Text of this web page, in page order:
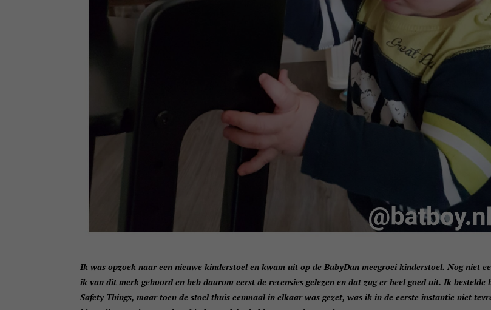
Ik was opzoek naar een nieuwe kinderstoel en kwam uit op de BabyDan meegroei kinderstoel. Nog niet
ik van dit merk gehoord en heb daarom eerst de recensies gelezen en dat zag er heel goed uit. Ik bestelde
Safety Things, maar toen de stoel thuis eenmaal in elkaar was gezet, was ik in de eerste instantie niet